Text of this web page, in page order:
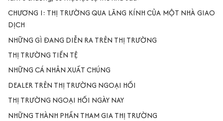
CHƯƠNG I: THỊ TRƯỜNG QUA LĂNG KÍNH CỦA MỘT NHÀ GIAO
DỊCH
NHỮNG GÌ ĐANG DIỄN RA TRÊN THỊ TRƯỜNG
THỊ TRƯỜNG TIỀN TỆ
NHỮNG CÁ NHÂN XUẤT CHÚNG
DEALER TRÊN THỊ TRƯỜNG NGOẠI HỐI
THỊ TRƯỜNG NGOẠI HỐI NGÀY NAY
NHỮNG THÀNH PHẦN THAM GIA THỊ TRƯỜNG